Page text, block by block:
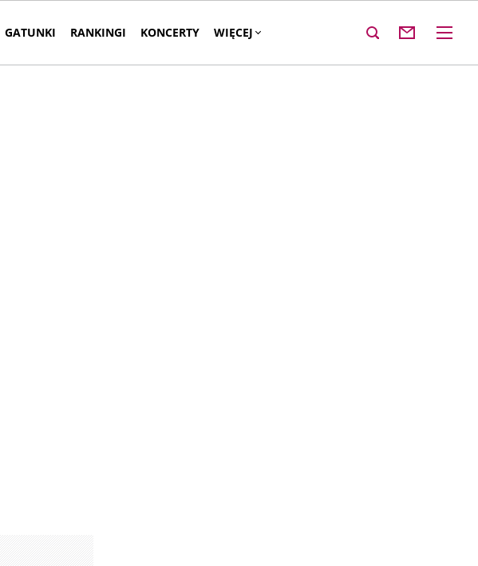
GATUNKI RANKINGI KONCERTY WIĘCEJ